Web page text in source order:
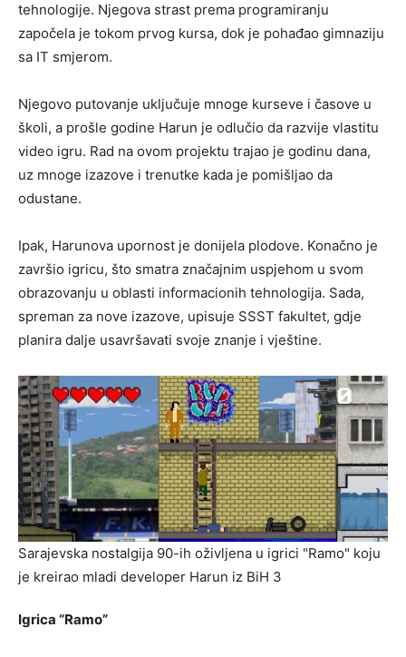
tehnologije. Njegova strast prema programiranju
započela je tokom prvog kursa, dok je pohađao gimnaziju
sa IT smjerom.
Njegovo putovanje uključuje mnoge kurseve i časove u
školi, a prošle godine Harun je odlučio da razvije vlastitu
video igru. Rad na ovom projektu trajao je godinu dana,
uz mnoge izazove i trenutke kada je pomišljao da
odustane.
Ipak, Harunova upornost je donijela plodove. Konačno je
završio igricu, što smatra značajnim uspjehom u svom
obrazovanju u oblasti informacionih tehnologija. Sada,
spreman za nove izazove, upisuje SSST fakultet, gdje
planira dalje usavršavati svoje znanje i vještine.
Sarajevska nostalgija 90-ih oživljena u igrici "Ramo" koju
je kreirao mladi developer Harun iz BiH 3
Igrica “Ramo”